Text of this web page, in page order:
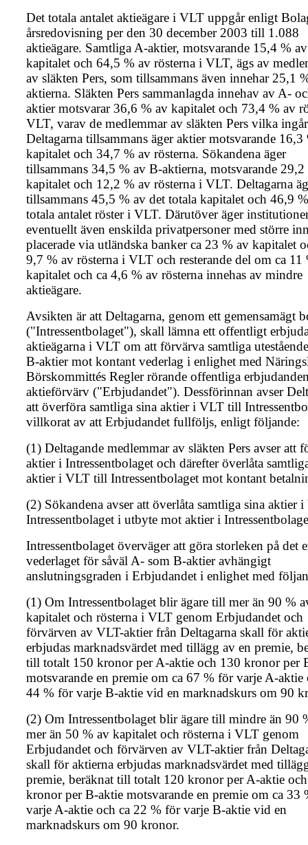
Det totala antalet aktieägare i VLT uppgår enligt
årsredovisning per den 30 december 2003 till 1.088
aktieägare. Samtliga A-aktier, motsvarande 15,4 % av
kapitalet och 64,5 % av rösterna i VLT, ägs av
av släkten Pers, som tillsammans även innehar 25,1
aktierna. Släkten Pers sammanlagda innehav av A-
aktier motsvarar 36,6 % av kapitalet och 73,4 % av
VLT, varav de medlemmar av släkten Pers vilka
Deltagarna tillsammans äger aktier motsvarande 16,3
kapitalet och 34,7 % av rösterna. Sökandena äger
tillsammans 34,5 % av B-aktierna, motsvarande 29,2
kapitalet och 12,2 % av rösterna i VLT. Deltagarna
tillsammans 45,5 % av det totala kapitalet och 46,9
totala antalet röster i VLT. Därutöver äger
eventuellt även enskilda privatpersoner med större
placerade via utländska banker ca 23 % av kapitalet
9,7 % av rösterna i VLT och resterande del om ca 11
kapitalet och ca 4,6 % av rösterna innehas av mindre
aktieägare.
Avsikten är att Deltagarna, genom ett gemensamägt
("Intressentbolaget"), skall lämna ett offentligt
aktieägarna i VLT om att förvärva samtliga
B-aktier mot kontant vederlag i enlighet med
Börskommittés Regler rörande offentliga
aktieförvärv ("Erbjudandet"). Dessförinnan avser
att överföra samtliga sina aktier i VLT till
villkorat av att Erbjudandet fullföljs, enligt följande:
(1) Deltagande medlemmar av släkten Pers avser att
aktier i Intressentbolaget och därefter överlåta
aktier i VLT till Intressentbolaget mot kontant
(2) Sökandena avser att överlåta samtliga sina aktier
Intressentbolaget i utbyte mot aktier i
Intressentbolaget överväger att göra storleken på det
vederlaget för såväl A- som B-aktier avhängigt
anslutningsgraden i Erbjudandet i enlighet med
(1) Om Intressentbolaget blir ägare till mer än 90 %
kapitalet och rösterna i VLT genom Erbjudandet och
förvärven av VLT-aktier från Deltagarna skall för
erbjudas marknadsvärdet med tillägg av en premie,
till totalt 150 kronor per A-aktie och 130 kronor per
motsvarande en premie om ca 67 % för varje A-aktie
44 % för varje B-aktie vid en marknadskurs om 90
(2) Om Intressentbolaget blir ägare till mindre än 90
mer än 50 % av kapitalet och rösterna i VLT genom
Erbjudandet och förvärven av VLT-aktier från
skall för aktierna erbjudas marknadsvärdet med
premie, beräknat till totalt 120 kronor per A-aktie
kronor per B-aktie motsvarande en premie om ca 33
varje A-aktie och ca 22 % för varje B-aktie vid en
marknadskurs om 90 kronor.